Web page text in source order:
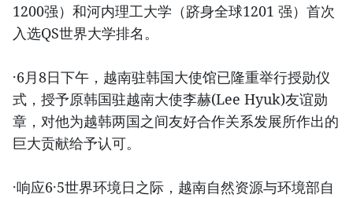
1200强）和河内理工大学（跻身全球1201 强）首次
入选QS世界大学排名。
·6月8日下午，越南驻韩国大使馆已隆重举行授勋仪
式，授予原韩国驻越南大使李赫(Lee Hyuk)友谊勋
章，对他为越韩两国之间友好合作关系发展所作出的
巨大贡献给予认可。
·响应6·5世界环境日之际，越南自然资源与环境部自